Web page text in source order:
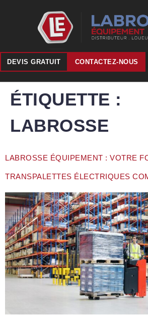
DEVIS GRATUIT CONTACTEZ-NOUS
ÉTIQUETTE :
LABROSSE
LABROSSE ÉQUIPEMENT : VOTRE
TRANSPALETTES ÉLECTRIQUES